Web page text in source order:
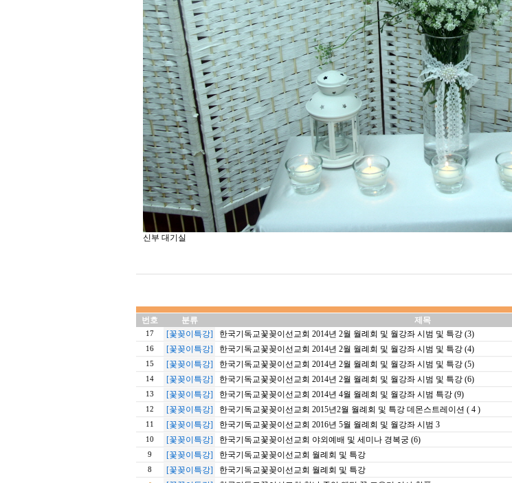
신부 대기실
번호 분류 제목
17 [꽃꽂이특강] 한국기독교꽃꽂이선교회 2014년 2월 월례회 및 월강좌 시범 및 특강 (3)
16
[꽃꽂이특강] 한국기독교꽃꽂이선교회 2014년 2월 월례회 및 월강좌 시범 및 특강 (4)
15
[꽃꽂이특강] 한국기독교꽃꽂이선교회 2014년 2월 월례회 및 월강좌 시범 및 특강 (5)
14
[꽃꽂이특강] 한국기독교꽃꽂이선교회 2014년 2월 월례회 및 월강좌 시범 및 특강 (6)
13
[꽃꽂이특강] 한국기독교꽃꽂이선교회 2014년 4월 월례회 및 월강좌 시범 특강 (9)
12
[꽃꽂이특강] 한국기독교꽃꽂이선교회 2015년2월 월례회 및 특강 데몬스트레이션 ( 4 )
11
[꽃꽂이특강] 한국기독교꽃꽂이선교회 2016년 5월 월례회 및 월강좌 시범 3
10
[꽃꽂이특강] 한국기독교꽃꽂이선교회 야외예배 및 세미나 경복궁 (6)
9
[꽃꽂이특강] 한국기독교꽃꽂이선교회 월례회 및 특강
8
[꽃꽂이특강] 한국기독교꽃꽂이선교회 월례회 및 특강